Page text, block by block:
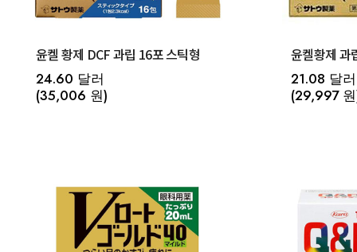
윤켈 황제 DCF 과립 16포 스틱형
24.60 달러
(35,006 원)
윤켈황제 과
21.08 달러
(29,997